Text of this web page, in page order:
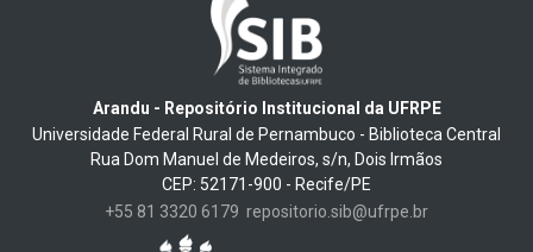
Arandu - Repositório Institucional da UFRPE
Universidade Federal Rural de Pernambuco - Biblioteca Central
Rua Dom Manuel de Medeiros, s/n, Dois Irmãos
CEP: 52171-900 - Recife/PE
+55 81 3320 6179 repositorio.sib@ufrpe.br